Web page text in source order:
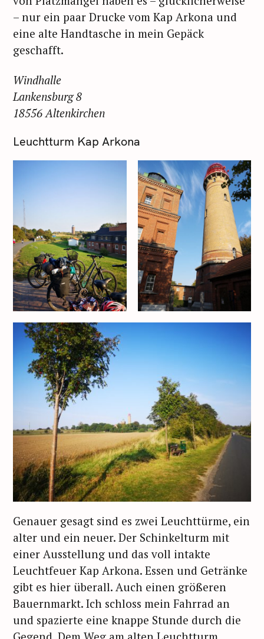
– nur ein paar Drucke vom Kap Arkona und
eine alte Handtasche in mein Gepäck
geschafft.
Windhalle
Lankensburg 8
18556 Altenkirchen
Leuchtturm Kap Arkona
Genauer gesagt sind es zwei Leuchttürme, ein
alter und ein neuer. Der Schinkelturm mit
einer Ausstellung und das voll intakte
Leuchtfeuer Kap Arkona. Essen und Getränke
gibt es hier überall. Auch einen größeren
Bauernmarkt. Ich schloss mein Fahrrad an
und spazierte eine knappe Stunde durch die